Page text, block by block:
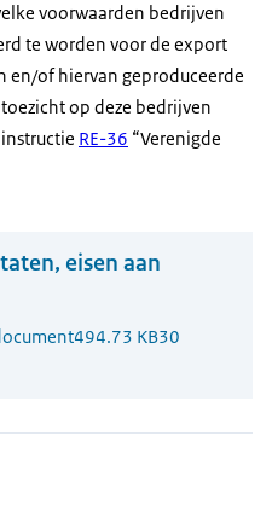
voorwaarden bedrijven
te worden voor de export
en/of hiervan geproduceerde
op deze bedrijven
RE-36 “Verenigde
eisen aan
494.73 KB30